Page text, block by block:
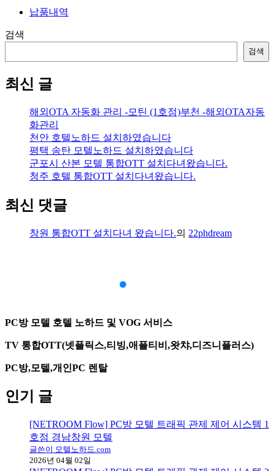
납품내역
검색
검색
최신 글
해외OTA 자동화 관리 -모틴 (1호점)부천 -해외OTA자동
화관리
천안 호텔노하드 설치하였습니다
평택 송탄 모텔노하드 설치하였습니다
군포시 산본 모텔 통합OTT 설치다녀왔습니다.
청주 호텔 통합OTT 설치다녀왔습니다.
최신 댓글
창원 통합OTT 설치다녀 왔습니다.의 22phdream
PC방 모텔 호텔 노하드 및 VOG 서비스
TV 통합OTT(넷플릭스,티빙,애플티비,왓챠,디즈니플러스)
PC방,모텔,개인PC 렌탈
인기 글
[NETROOM Flow] PC방 모텔 트래픽 관제 제어 시스템 1
호점 경남창원 모텔
글쓴이 모텔노하드.com
2026년 04월 02일